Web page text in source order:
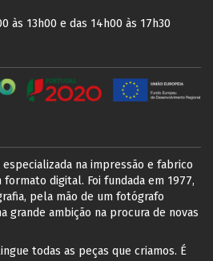
às 13h00 e das 14h00 às 17h30
na impressão e fabrico
digital. Foi fundada em 1977,
pela mão de um fotógrafo
grande ambição na procura de novas
todas as peças que criamos. É